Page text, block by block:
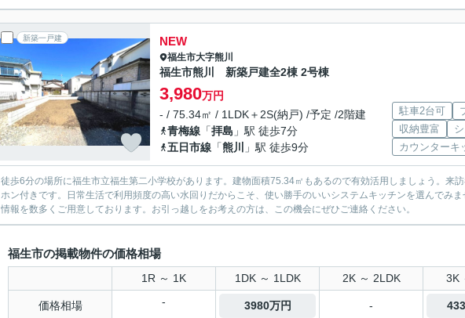
新築一戸建 NEW
福生市大字熊川
福生市熊川 新築戸建全2棟 2号棟
3,980万円
- / 75.34㎡ / 1LDK＋2S(納戸) /予定 /2階建
青梅線 「拝島 」駅 徒歩7分
五日市線 「熊川 」駅 徒歩9分
駐車2台可
収納豊富
カウンターキ
徒歩6分の場所に福生市立福生第二小学校があります。建物面積75.34㎡もあるので有効活用しましょう。来
ホン付きです。日常生活で利用頻度の高い水回りだからこそ、使い勝手のいいシステムキッチンを選んでみ
情報を数多くご用意しております。お引っ越しをお考えの方は、この機会にぜひご連絡ください。
福生市の掲載物件の価格相場
1R ～ 1K 1DK ～ 1LDK 2K ～ 2LDK 3K
価格相場 - 3980万円 -